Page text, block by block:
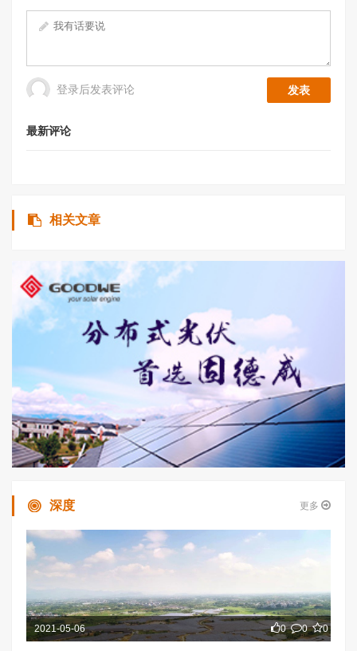
登录后发表评论
最新评论
相关文章
深度 更多
2021-05-06 0 0 0